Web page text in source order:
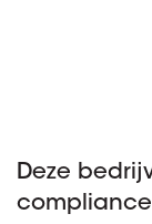
Deze